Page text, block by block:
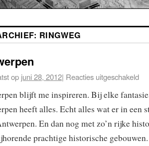
RINGWEG
op juni 28, 2012| Reacties uitgeschakeld
blijft me inspireren. Bij elke
heeft alles. Echt alles wat er in een
En dan nog met zo’n rijke
prachtige historische